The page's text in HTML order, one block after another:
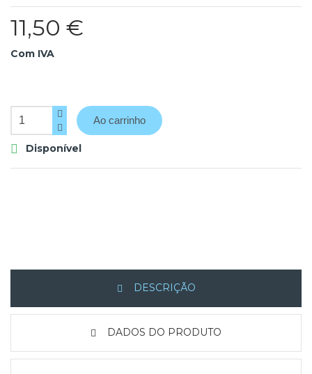
11,50 €
Com IVA
Ao carrinho
 Disponível
DESCRIÇÃO
DADOS DO PRODUTO